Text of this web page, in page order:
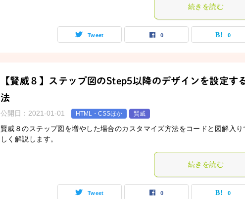
続きを読む
Tweet 0 0
【賢威８】ステップ図のStep5以降のデザインを設定す
法
公開日： 2021-01-01 HTML・CSSほか 賢威
賢威８のステップ図を増やした場合のカスタマイズ方法をコードと図解入り
しく解説します。
続きを読む
Tweet 0 0